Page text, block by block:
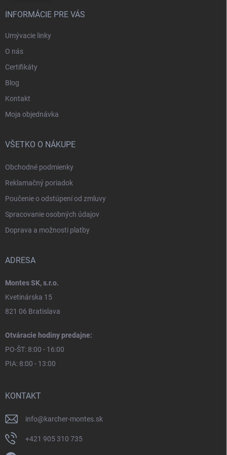
INFORMÁCIE PRE VÁS
Umývacie linky
O nás
Certifikáty
Blog
Kontakt
Moja objednávka
VŠETKO O NÁKUPE
Obchodné podmienky
Reklamačný poriadok
Poučenie o odstúpení od zmluvy
Spracovanie osobných údajov
Doprava a možnosti platby
ADRESA
Montes SK, s.r.o.
Kvetinárska 15
821 06 Bratislava
Otváracie hodiny predajne:
PO-ŠT: 8:00 - 16:00
PIA: 8:00 - 13:00
KONTAKT
info@karcher-montes.sk
+421 905 310 735